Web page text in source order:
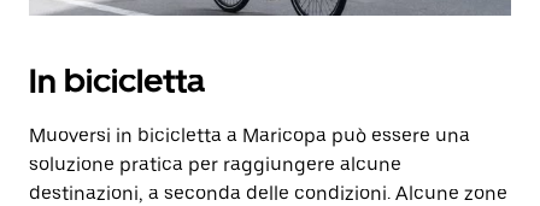
In bicicletta
Muoversi in bicicletta a Maricopa può essere una
soluzione pratica per raggiungere alcune
destinazioni, a seconda delle condizioni. Alcune zone